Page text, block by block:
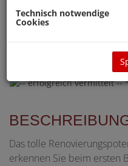
Das tolle
erkennen Sie beim ersten
Technisch notwendige
Cookies